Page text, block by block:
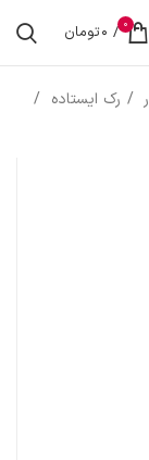
0
/
0تومان
رک ایستاده